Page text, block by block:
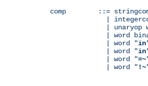
comp        ::=
|
| unaryop
| word
              | word "
in
              | word "
in
              | word "
=~
              | word "
!~